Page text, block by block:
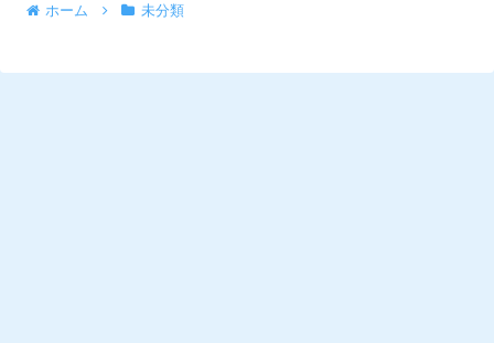
ホーム 未分類